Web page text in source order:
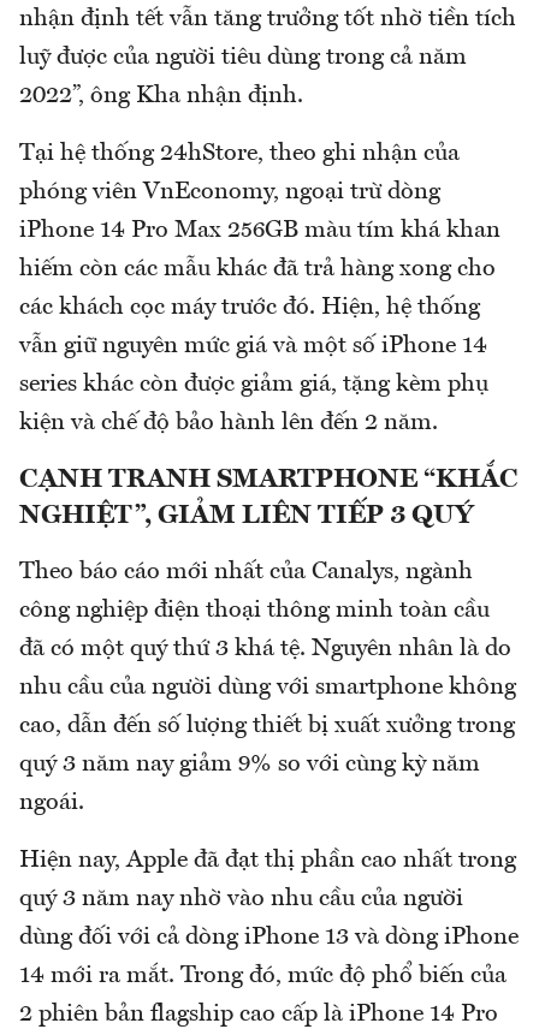
nhận định tết vẫn tăng trưởng tốt nhờ tiền tích
luỹ được của người tiêu dùng trong cả năm
2022”, ông Kha nhận định.
Tại hệ thống 24hStore, theo ghi nhận của
phóng viên VnEconomy, ngoại trừ dòng
iPhone 14 Pro Max 256GB màu tím khá khan
hiếm còn các mẫu khác đã trả hàng xong cho
các khách cọc máy trước đó. Hiện, hệ thống
vẫn giữ nguyên mức giá và một số iPhone 14
series khác còn được giảm giá, tặng kèm phụ
kiện và chế độ bảo hành lên đến 2 năm.
CẠNH TRANH SMARTPHONE “KHẮC
NGHIỆT”, GIẢM LIÊN TIẾP 3 QUÝ
Theo báo cáo mới nhất của Canalys, ngành
công nghiệp điện thoại thông minh toàn cầu
đã có một quý thứ 3 khá tệ. Nguyên nhân là do
nhu cầu của người dùng với smartphone không
cao, dẫn đến số lượng thiết bị xuất xưởng trong
quý 3 năm nay giảm 9% so với cùng kỳ năm
ngoái.
Hiện nay, Apple đã đạt thị phần cao nhất trong
quý 3 năm nay nhờ vào nhu cầu của người
dùng đối với cả dòng iPhone 13 và dòng iPhone
14 mới ra mắt. Trong đó, mức độ phổ biến của
2 phiên bản flagship cao cấp là iPhone 14 Pro